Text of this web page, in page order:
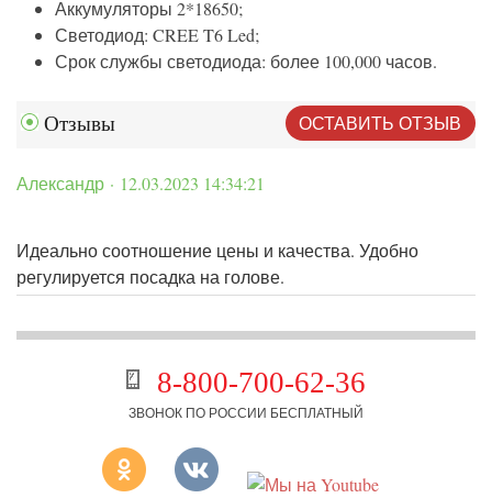
Аккумуляторы 2*18650;
Светодиод: CREE T6 Led;
Срок службы светодиода: более 100,000 часов.
Отзывы ОСТАВИТЬ ОТЗЫВ
Александр · 12.03.2023 14:34:21
Идеально соотношение цены и качества. Удобно
регулируется посадка на голове.
8-800-700-62-36
ЗВОНОК ПО РОССИИ БЕСПЛАТНЫЙ